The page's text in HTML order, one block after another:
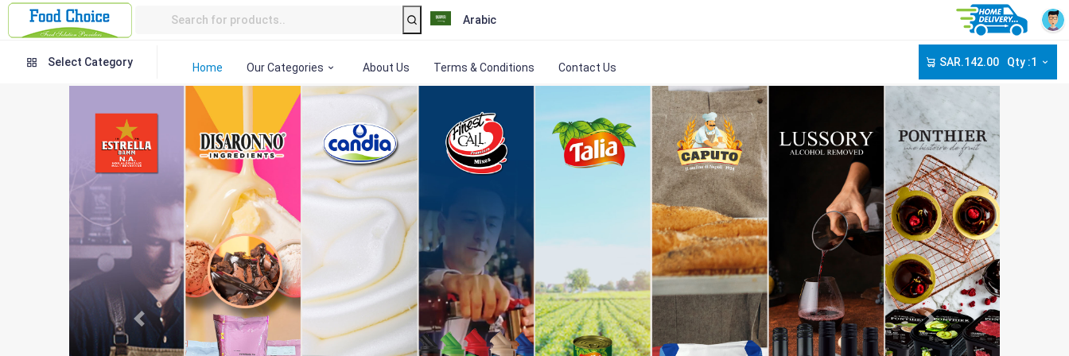
Arabic
Select Category Home Our Categories About Us Terms & Conditions Contact Us SAR.142.00 Qty :1